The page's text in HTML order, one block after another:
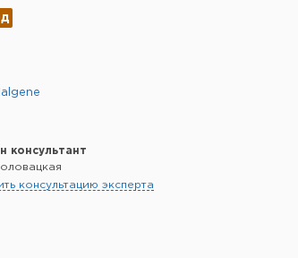
консультант
консультацию эксперта